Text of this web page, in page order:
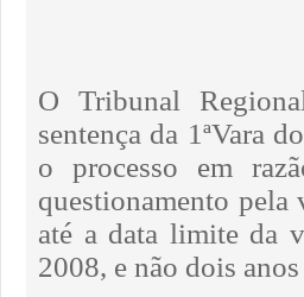
O Tribunal
sentença da 1ªVara
o processo em
questionamento
até a data limite da
2008, e não dois